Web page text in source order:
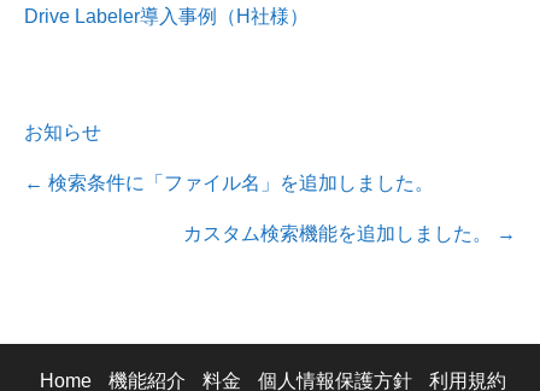
Drive Labeler導入事例（H社様）
お知らせ
← 検索条件に「ファイル名」を追加しました。
カスタム検索機能を追加しました。 →
Home 機能紹介 料金 個人情報保護方針 利用規約